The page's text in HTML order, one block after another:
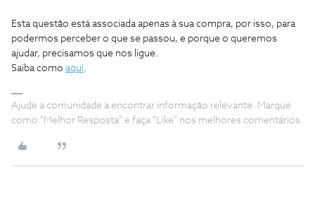
Esta questão está associada apenas à sua compra, por isso, para
podermos perceber o que se passou, e porque o queremos
ajudar, precisamos que nos ligue.
Saiba como aqui
Ajude a comunidade a encontrar informação relevante. Marque
como "Melhor Resposta" e faça "Like" nos melhores comentários.